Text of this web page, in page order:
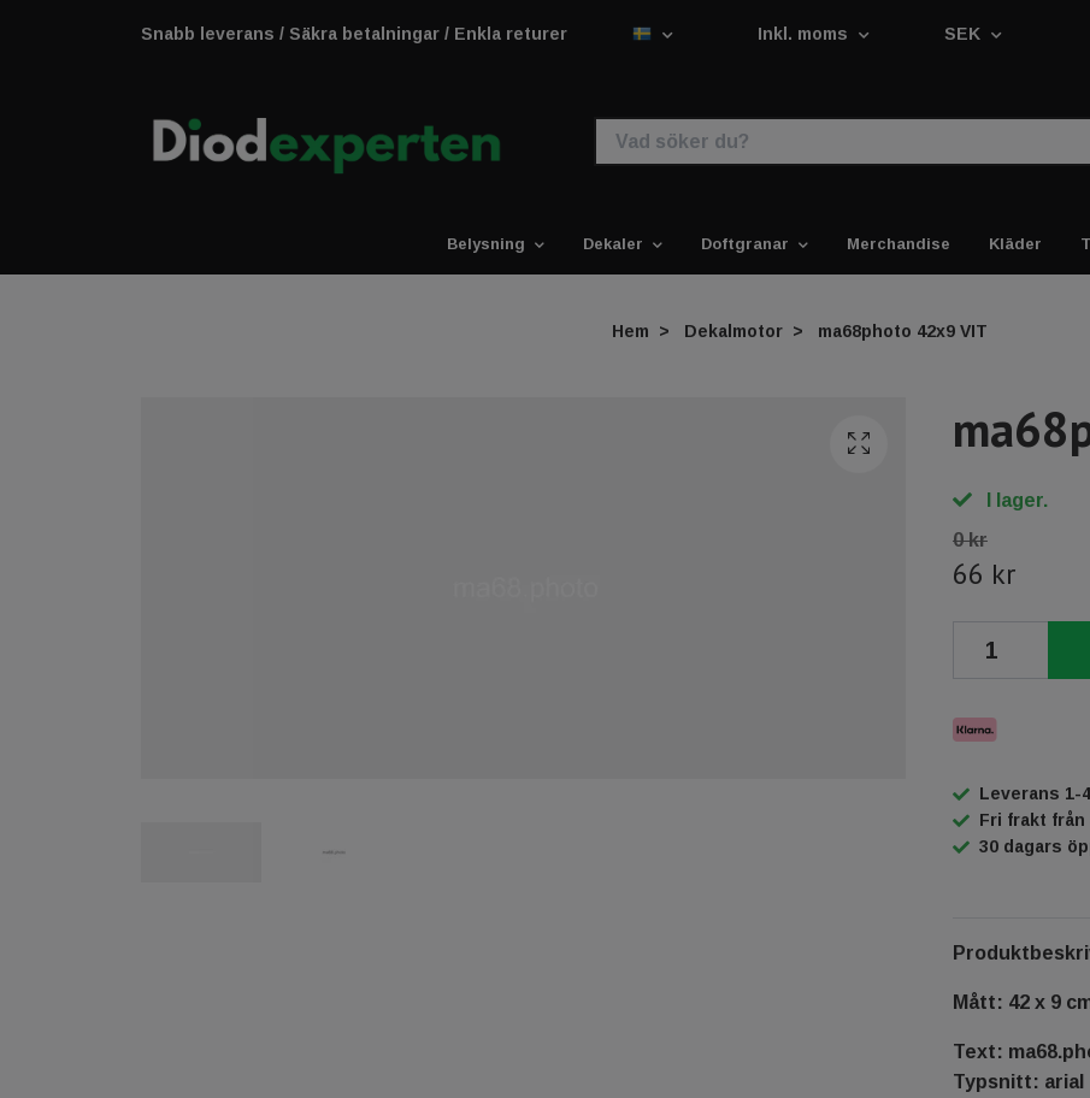
Snabb leverans / Säkra betalningar / Enkla returer Inkl. moms SEK
Belysning Dekaler Doftgranar Merchandise Kläder
Hem Dekalmotor ma68photo 42x9 VIT
I lager.
0 kr
66 kr
Leverans 1-
Fri frakt från
30 dagars
Mått: 42 x 9
Text:
Typsnitt: arial